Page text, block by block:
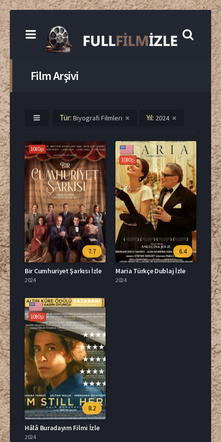
Film Arşivi
Tür: Biyografi Filmleri Yıl: 2024
1080p
7.7
Bir Cumhuriyet Şarkısı İzle
2024
1080p
6.4
Maria Türkçe Dublaj İzle
2024
1080p
8.2
Hâlâ Buradayım Filmi İzle
2024